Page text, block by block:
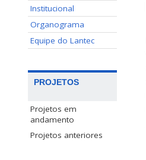
Institucional
Organograma
Equipe do Lantec
PROJETOS
Projetos em
andamento
Projetos anteriores